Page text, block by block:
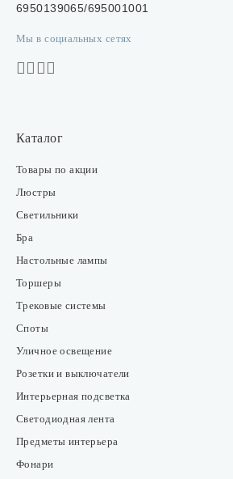
6950139065/695001001
Мы в социальных сетях
Каталог
Товары по акции
Люстры
Светильники
Бра
Настольные лампы
Торшеры
Трековые системы
Споты
Уличное освещение
Розетки и выключатели
Интерьерная подсветка
Светодиодная лента
Предметы интерьера
Фонари